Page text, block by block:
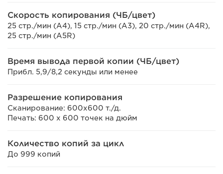
Скорость копирования (ЧБ/цвет)
25 стр./мин (A4), 15 стр./мин (A3), 20 стр./мин (A4R),
25 стр./мин (A5R)
Время вывода первой копии (ЧБ/цвет)
Прибл. 5,9/8,2 секунды или менее
Разрешение копирования
Сканирование: 600x600 т./д.
Печать: 600 x 600 точек на дюйм
Количество копий за цикл
До 999 копий